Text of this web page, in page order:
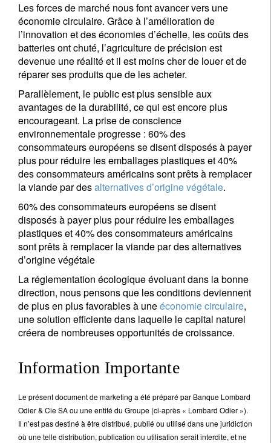
Les forces de marché nous font avancer vers une
économie circulaire. Grâce à l’amélioration de
l’innovation et des économies d’échelle, les coûts des
batteries ont chuté, l’agriculture de précision est
devenue une réalité et il est moins cher de louer et de
réparer ses produits que de les acheter.
Parallèlement, le public est plus sensible aux
avantages de la durabilité, ce qui est encore plus
encourageant. La prise de conscience
environnementale progresse : 60% des
consommateurs européens se disent disposés à payer
plus pour réduire les emballages plastiques et 40%
des consommateurs américains sont prêts à remplacer
la viande par desalternatives d’origine végétale.
60% des consommateurs européens se disent
disposés à payer plus pour réduire les emballages
plastiques et 40% des consommateurs américains
sont prêts à remplacer la viande par des alternatives
d’origine végétale
La réglementation écologique évoluant dans la bonne
direction, nous pensons que les conditions deviennent
de plus en plus favorables à uneéconomie circulaire,
une solution efficiente dans laquelle le capital naturel
créera de nombreuses opportunités de croissance.
Information Importante
Le présent document de marketing a été préparé par Banque Lombard
Odier & Cie SA ou une entité du Groupe (ci-après « Lombard Odier »).
Il n’est pas destiné à être distribué, publié ou utilisé dans une juridiction
où une telle distribution, publication ou utilisation serait interdite, et ne